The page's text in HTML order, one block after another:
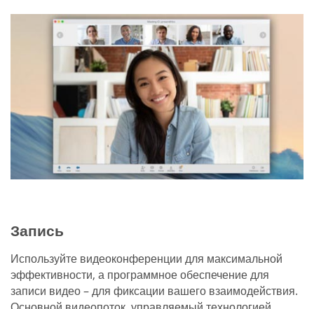
Запись
Используйте видеоконференции для максимальной
эффективности, а программное обеспечение для
записи видео – для фиксации вашего взаимодействия.